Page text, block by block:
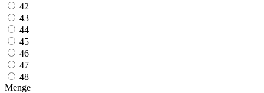
42
43
44
45
46
47
48
Menge